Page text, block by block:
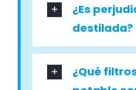
¿Es
destilada?
¿Qué